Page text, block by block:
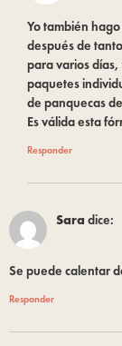
Yo también
después de
para varios
paquetes
de panquecas
Es válida esta
Responder
Sara dice:
Se puede calentar
Responder